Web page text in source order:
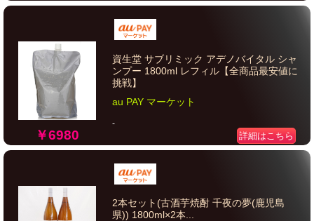
￥6980
資生堂 サブリミック アデノバイタル シャ
ンプー 1800ml レフィル【全商品最安値に
挑戦】
au PAY マーケット
-
詳細はこちら
2本セット(古酒芋焼酎 千夜の夢(鹿児島
県)) 1800ml×2本...